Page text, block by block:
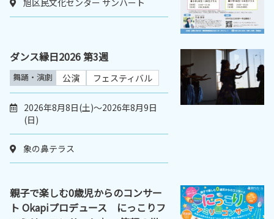
旭区民文化センター サンハート
ダンス縁日2026 第3週
舞踊・演劇 公演 フェスティバル
2026年8月8日(土)～2026年8月9日
(日)
象の鼻テラス
親子で楽しむ0歳児からのコンサー
ト Okapiプロデュース にっこりフ